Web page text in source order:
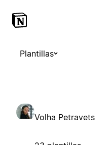
Plantillas
Volha Petravets